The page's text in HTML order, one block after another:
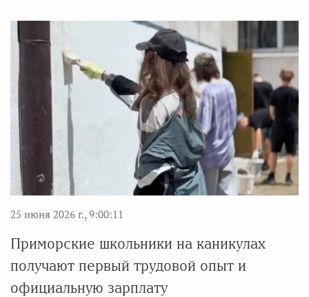
25 июня 2026 г., 9:00:11
Приморские школьники на каникулах
получают первый трудовой опыт и
официальную зарплату